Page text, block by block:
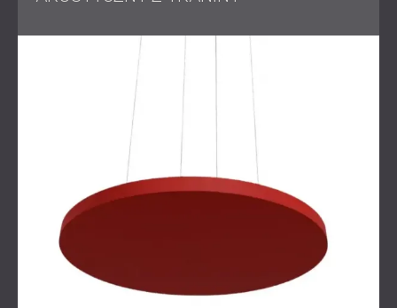
W rezultacie powstało wyrafinowane środowisko
jednocześnie zachowało stylowy charakter klubu.
Komfort akustyczny w
przestrzeniach hotelowych
Restauracje i kluby
rozwijają się, tworząc niezapomniane
doświadczenia. Właściwa akustyka ma kluczowe
znaczenie, zapewniając gościom możliwość prowadzenia
rozmów bez narażania się na hałas w tle. Rozwiązania, w
tym akustyczne przegrody sufitowe DECIBEL, oferują
idealną równowagę funkcjonalności i stylu w obiektach